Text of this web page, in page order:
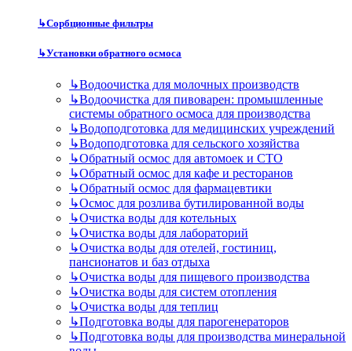
↳Сорбционные фильтры
↳Установки обратного осмоса
↳Водоочистка для молочных производств
↳Водоочистка для пивоварен: промышленные
системы обратного осмоса для производства
↳Водоподготовка для медицинских учреждений
↳Водоподготовка для сельского хозяйства
↳Обратный осмос для автомоек и СТО
↳Обратный осмос для кафе и ресторанов
↳Обратный осмос для фармацевтики
↳Осмос для розлива бутилированной воды
↳Очистка воды для котельных
↳Очистка воды для лабораторий
↳Очистка воды для отелей, гостиниц,
пансионатов и баз отдыха
↳Очистка воды для пищевого производства
↳Очистка воды для систем отопления
↳Очистка воды для теплиц
↳Подготовка воды для парогенераторов
↳Подготовка воды для производства минеральной